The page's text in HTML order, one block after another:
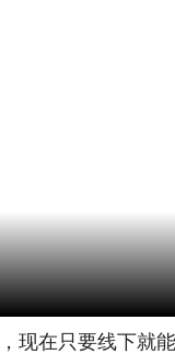
现在只要线下就